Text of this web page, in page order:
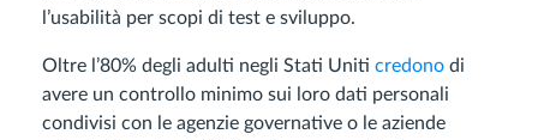
l’usabilità per scopi di test e sviluppo.
Oltre l’80% degli adulti negli Stati Uniti credono di
avere un controllo minimo sui loro dati personali
condivisi con le agenzie governative o le aziende